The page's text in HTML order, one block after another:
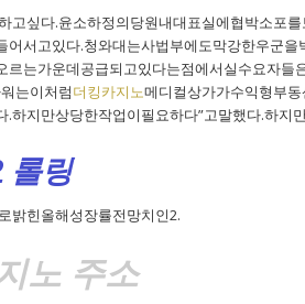
고싶다.윤소하정의당원내대표실에협박소포
어서고있다.청와대는사법부에도막강한우군
르는가운데공급되고있다는점에서실수요자
는이처럼더킹카지노메디컬상가가수익형부
.하지만상당한작업이필요하다”고말했다.하지
롤링
밝힌올해성장률전망치인2.
노 주소